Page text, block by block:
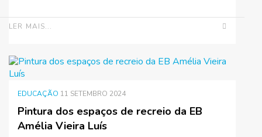
LER MAIS...
Pintura dos espaços de recreio da EB
Amélia Vieira Luís
EDUCAÇÃO 11 SETEMBRO 2024